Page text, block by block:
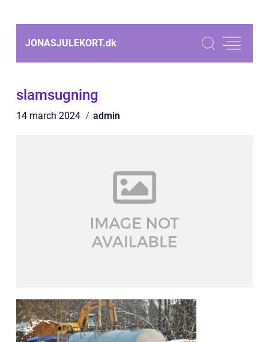
JONASJULEKORT.dk
slamsugning
14 march 2024 admin